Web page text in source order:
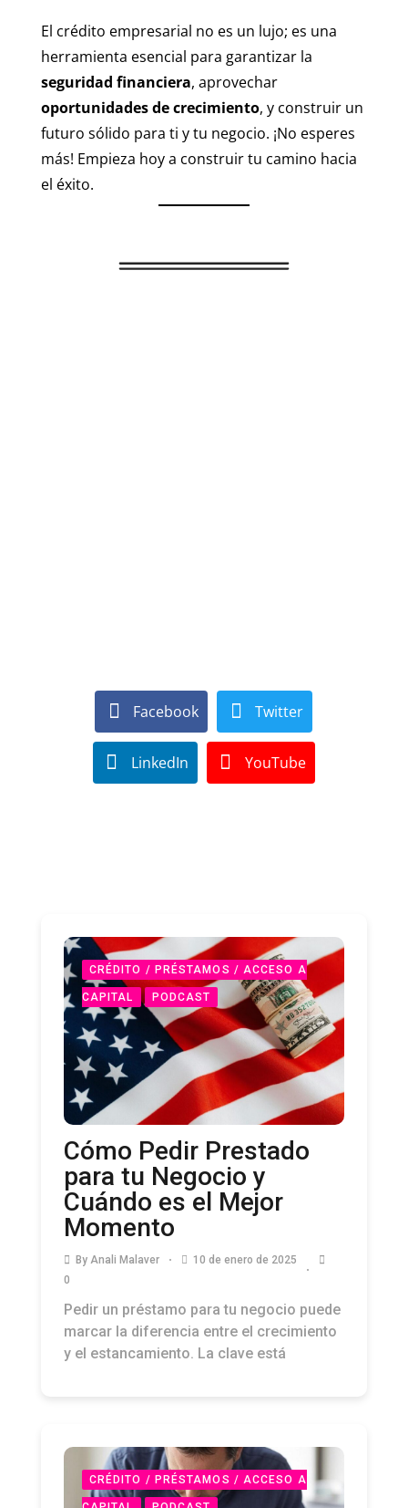
El crédito empresarial no es un lujo; es una
herramienta esencial para garantizar la
seguridad financiera, aprovechar
oportunidades de crecimiento, y construir un
futuro sólido para ti y tu negocio. ¡No esperes
más! Empieza hoy a construir tu camino hacia
el éxito.
Facebook Twitter
LinkedIn YouTube
CRÉDITO / PRÉSTAMOS / ACCESO A
CAPITAL PODCAST
Cómo Pedir Prestado
para tu Negocio y
Cuándo es el Mejor
Momento
By Anali Malaver
10 de enero de 2025
0
Pedir un préstamo para tu negocio puede
marcar la diferencia entre el crecimiento
y el estancamiento. La clave está
CRÉDITO / PRÉSTAMOS / ACCESO A